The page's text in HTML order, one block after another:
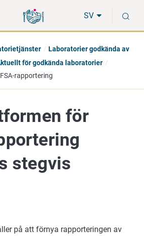
direkt
till
på
hela
SV
Laboratorier godkända av
för godkända laboratorier
rapportering
för
stegvis
på att förnya rapporteringen av